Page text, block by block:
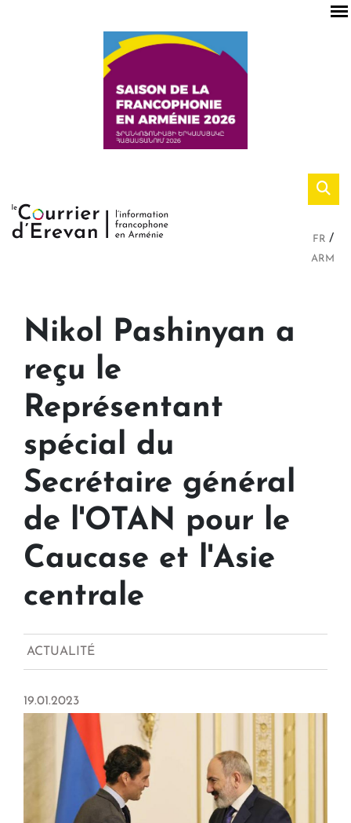
FR
ARM
Nikol Pashinyan a
reçu le
Représentant
spécial du
Secrétaire général
de l'OTAN pour le
Caucase et l'Asie
centrale
ACTUALITÉ
19.01.2023